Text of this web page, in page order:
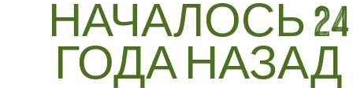
НАЧАЛОСЬ 24
ГОДА НАЗАД